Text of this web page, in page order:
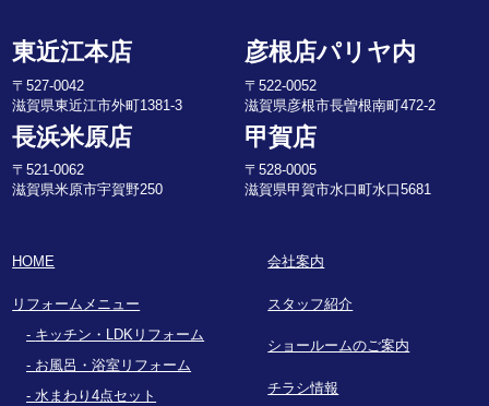
東近江本店
〒527-0042
滋賀県東近江市外町1381-3
彦根店パリヤ内
〒522-0052
滋賀県彦根市長曽根南町472-2
長浜米原店
〒521-0062
滋賀県米原市宇賀野250
甲賀店
〒528-0005
滋賀県甲賀市水口町水口5681
HOME
リフォームメニュー
キッチン・LDKリフォーム
お風呂・浴室リフォーム
水まわり4点セット
会社案内
スタッフ紹介
ショールームのご案内
チラシ情報